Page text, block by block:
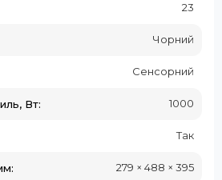
23
Чорний
Сенсорний
Вт: 1000
Так
279 × 488 × 395